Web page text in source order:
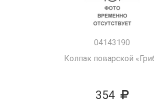
04143190
Колпак поварской
354